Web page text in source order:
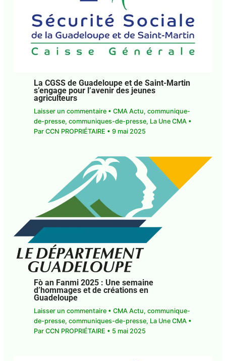
Martin s’engage pour l’avenir des jeunes
agriculteurs
Laisser un commentaire
communique-de-presse ,communiques-de-
presse,La Une CMA• ParCCN PROPRIÉTAIRE•9
mai 2025
Fò an Fanmi 2025 : Une semaine
d’hommages et de créations en
Guadeloupe
Laisser un commentaire • CMA Actu,
communique-de-presse,communiques-de-
presse,La Une CMA• Par CCN PROPRIÉTAIRE